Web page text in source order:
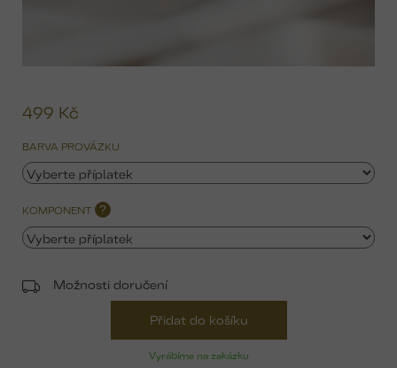
499 Kč
Vyrábíme na zakázku
BARVA PROVÁZKU
KOMPONENT ?
Možnosti doručení
Přidat do košíku